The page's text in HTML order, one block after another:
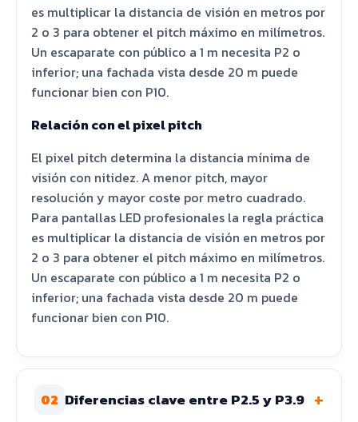
es multiplicar la distancia de visión en metros por
2 o 3 para obtener el pitch máximo en milímetros.
Un escaparate con público a 1 m necesita P2 o
inferior; una fachada vista desde 20 m puede
funcionar bien con P10.
Relación con el pixel pitch
El pixel pitch determina la distancia mínima de
visión con nitidez. A menor pitch, mayor
resolución y mayor coste por metro cuadrado.
Para pantallas LED profesionales la regla práctica
es multiplicar la distancia de visión en metros por
2 o 3 para obtener el pitch máximo en milímetros.
Un escaparate con público a 1 m necesita P2 o
inferior; una fachada vista desde 20 m puede
funcionar bien con P10.
02 Diferencias clave entre P2.5 y P3.9 +